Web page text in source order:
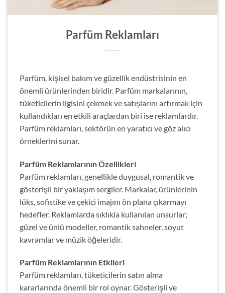
Parfüm Reklamları
Parfüm, kişisel bakım ve güzellik endüstrisinin en
önemli ürünlerinden biridir. Parfüm markalarının,
tüketicilerin ilgisini çekmek ve satışlarını artırmak için
kullandıkları en etkili araçlardan biri ise reklamlardır.
Parfüm reklamları, sektörün en yaratıcı ve göz alıcı
örneklerini sunar.
Parfüm Reklamlarının Özellikleri
Parfüm reklamları, genellikle duygusal, romantik ve
gösterişli bir yaklaşım sergiler. Markalar, ürünlerinin
lüks, sofistike ve çekici imajını ön plana çıkarmayı
hedefler. Reklamlarda sıklıkla kullanılan unsurlar;
güzel ve ünlü modeller, romantik sahneler, soyut
kavramlar ve müzik öğeleridir.
Parfüm Reklamlarının Etkileri
Parfüm reklamları, tüketicilerin satın alma
kararlarında önemli bir rol oynar. Gösterişli ve